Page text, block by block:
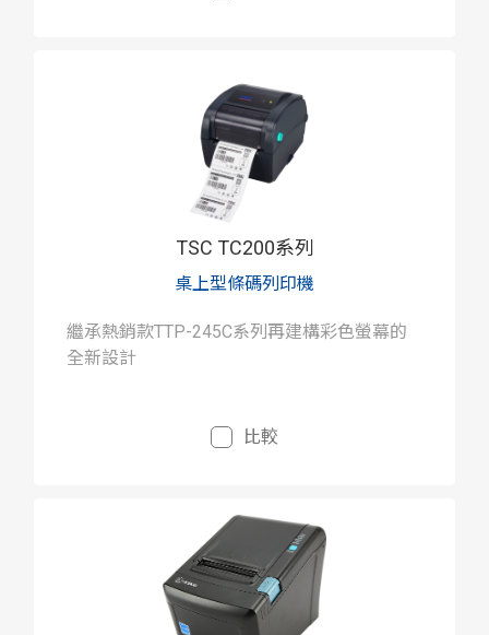
TSC TC200系列
桌上型條碼列印機
繼承熱銷款TTP-245C系列再建構彩色螢幕的
全新設計
比較